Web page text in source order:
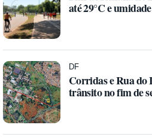
até 29°C e
DF
Corridas e Rua do
trânsito no fim de